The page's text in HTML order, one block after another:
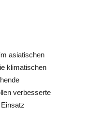
asiatischen
klimatischen
verbesserte